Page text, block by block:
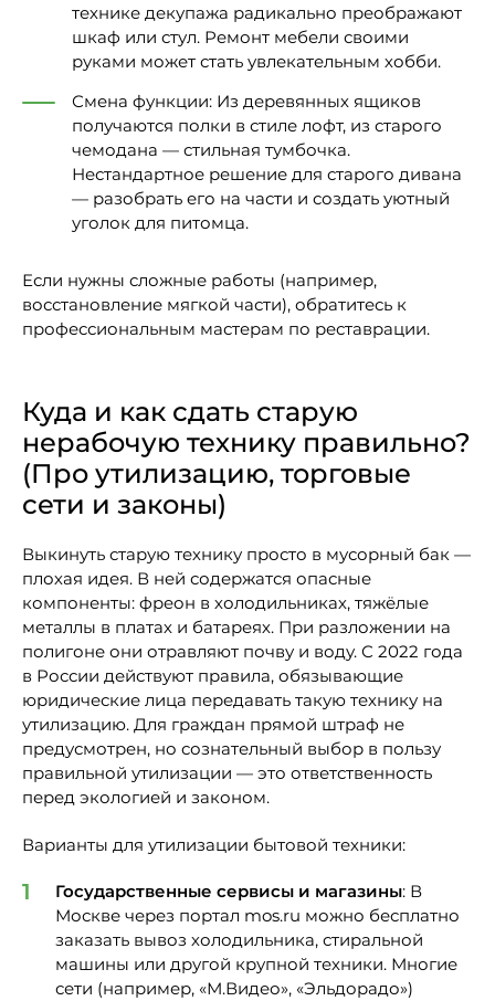
технике декупажа радикально преображают
шкаф или стул. Ремонт мебели своими
руками может стать увлекательным хобби.
Смена функции: Из деревянных ящиков
получаются полки в стиле лофт, из старого
чемодана — стильная тумбочка.
Нестандартное решение для старого дивана
— разобрать его на части и создать уютный
уголок для питомца.
Если нужны сложные работы (например,
восстановление мягкой части), обратитесь к
профессиональным мастерам по реставрации.
Куда и как сдать старую
нерабочую технику правильно?
(Про утилизацию, торговые
сети и законы)
Выкинуть старую технику просто в мусорный бак —
плохая идея. В ней содержатся опасные
компоненты: фреон в холодильниках, тяжёлые
металлы в платах и батареях. При разложении на
полигоне они отравляют почву и воду. С 2022 года
в России действуют правила, обязывающие
юридические лица передавать такую технику на
утилизацию. Для граждан прямой штраф не
предусмотрен, но сознательный выбор в пользу
правильной утилизации — это ответственность
перед экологией и законом.
Варианты для утилизации бытовой техники:
Государственные сервисы и магазины: В
Москве через портал mos.ru можно бесплатно
заказать вывоз холодильника, стиральной
машины или другой крупной техники. Многие
сети (например, «М.Видео», «Эльдорадо»)